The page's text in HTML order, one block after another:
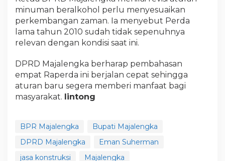
minuman beralkohol perlu menyesuaikan
perkembangan zaman. Ia menyebut Perda
lama tahun 2010 sudah tidak sepenuhnya
relevan dengan kondisi saat ini.
DPRD Majalengka berharap pembahasan
empat Raperda ini berjalan cepat sehingga
aturan baru segera memberi manfaat bagi
masyarakat. lintong
BPR Majalengka
Bupati Majalengka
DPRD Majalengka
Eman Suherman
jasa konstruksi
Majalengka